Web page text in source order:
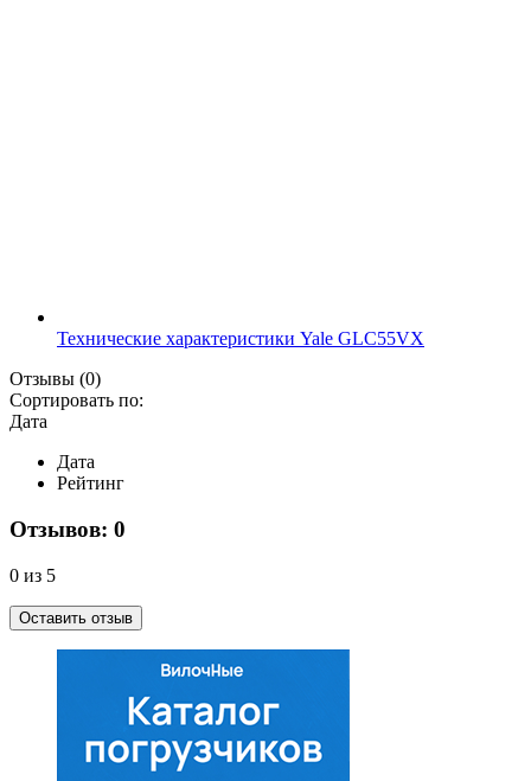
Технические характеристики Yale GLC55VX
Отзывы (0)
Сортировать по:
Дата
Дата
Рейтинг
Отзывов: 0
0 из 5
Оставить отзыв